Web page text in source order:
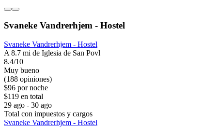
Svaneke Vandrerhjem - Hostel
Svaneke Vandrerhjem - Hostel
A 8.7 mi de Iglesia de San Povl
8.4/10
Muy bueno
(188 opiniones)
$96 por noche
$119 en total
29 ago - 30 ago
Total con impuestos y cargos
Svaneke Vandrerhjem - Hostel